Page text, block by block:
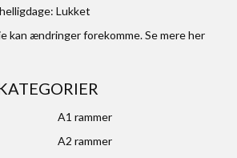
Lukket
kan ændringer forekomme. Se mereher
A1 rammer
A2 rammer